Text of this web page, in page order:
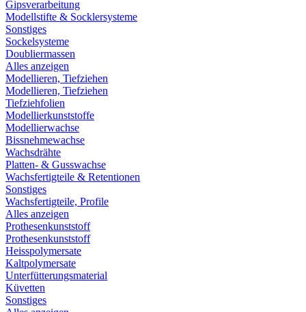
Gipsverarbeitung
Modellstifte & Socklersysteme
Sonstiges
Sockelsysteme
Doubliermassen
Alles anzeigen
Modellieren, Tiefziehen
Modellieren, Tiefziehen
Tiefziehfolien
Modellierkunststoffe
Modellierwachse
Bissnehmewachse
Wachsdrähte
Platten- & Gusswachse
Wachsfertigteile & Retentionen
Sonstiges
Wachsfertigteile, Profile
Alles anzeigen
Prothesenkunststoff
Prothesenkunststoff
Heisspolymersate
Kaltpolymersate
Unterfütterungsmaterial
Küvetten
Sonstiges